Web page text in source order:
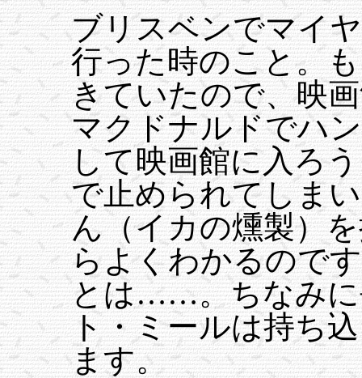
ブリスベンでマイ
行った時のこと。
きていたので、映
マクドナルドでハ
して映画館に入ろ
で止められてしま
ん（イカの燻製）
らよくわかるので
とは……。ちなみに
ト・ミールは持ち
ます。